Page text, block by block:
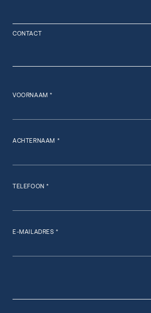
CONTACT
VOORNAAM *
ACHTERNAAM *
TELEFOON *
E-MAILADRES *